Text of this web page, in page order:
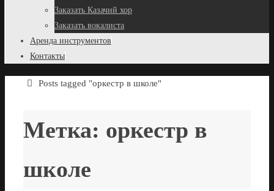
Заказать Казачий хор
Заказать вокалиста
Аренда инструментов
Контакты
ДомойPosts tagged "оркестр в школе"
Метка: оркестр в
школе